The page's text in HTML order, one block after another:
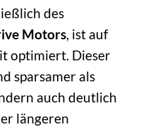
des
Motors , ist auf
optimiert. Dieser
sparsamer als
auch deutlich
längeren